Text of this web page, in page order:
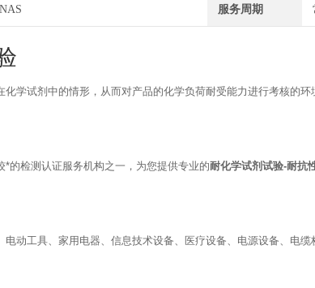
服务周期
学试剂中的情形，从而对产品的化学负荷耐受能力进行考核的环
*的检测认证服务机构之一，为您提供专业的耐化学试剂试验-耐抗
电动工具、家用电器、信息技术设备、医疗设备、电源设备、电